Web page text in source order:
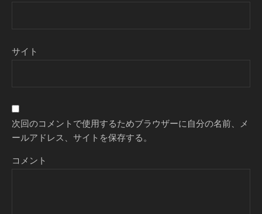
サイト
次回のコメントで使用するためブラウザーに自分の名前、メ
ールアドレス、サイトを保存する。
コメント